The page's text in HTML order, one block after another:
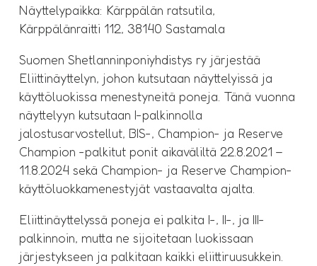
Näyttelypaikka: Kärppälän ratsutila,
Kärppälänraitti 112, 38140 Sastamala
Suomen Shetlanninponiyhdistys ry järjestää
Eliittinäyttelyn, johon kutsutaan näyttelyissä ja
käyttöluokissa menestyneitä poneja. Tänä vuonna
näyttelyyn kutsutaan I-palkinnolla
jalostusarvostellut, BIS-, Champion- ja Reserve
Champion -palkitut ponit aikaväliltä 22.8.2021 –
11.8.2024 sekä Champion- ja Reserve Champion-
käyttöluokkamenestyjät vastaavalta ajalta.
Eliittinäyttelyssä poneja ei palkita I-, II-, ja III-
palkinnoin, mutta ne sijoitetaan luokissaan
järjestykseen ja palkitaan kaikki eliittiruusukkein.